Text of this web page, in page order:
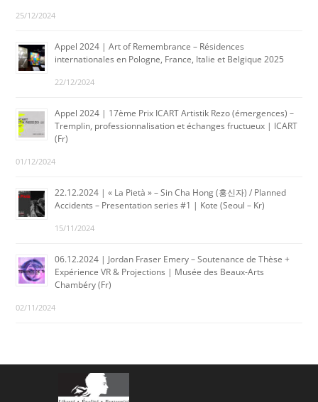
25/12/2024
Appel 2024 | Art of Remembrance – Résidences
internationales en Pologne, France, Italie et Belgique 2025
22/12/2024
Appel 2024 | 17ème Prix ICART Artistik Rezo (émergences) –
Tremplin, professionnalisation et échanges fructueux | ICART
(Fr)
01/12/2024
22.12.2024 | « La Pietà » – Sin Cha Hong (홍신자) / Planned
Accidents – Presentation series #1 | Kote (Seoul – Kr)
15/11/2024
06.12.2024 | Jordan Fraser Emery – Soutenance de Thèse +
Expérience VR & Projections | Musée des Beaux-Arts
Chambéry (Fr)
02/11/2024